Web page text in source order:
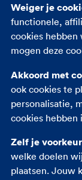
Weiger je
functionele,
cookies hebben
mogen deze
Akkoord met
ook cookies te
personalisatie,
cookies hebben
Zelf je
welke doelen
plaatsen. Jouw